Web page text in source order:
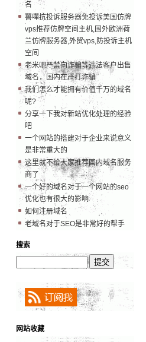
名
嘼嘽抗投诉服务器免投诉美国仿牌
vps推荐仿牌空间主机,国外欧洲荷
兰仿牌服务器,外贸vps,防投诉主机
空间
老米吧严禁向诈骗等违法客户出售
域名，国内在严打诈骗
我们怎么才能拥有价值千万的域名
呢?
分享一下我对新站优化处理的经验
吧
一个网站的搭建对于企业来说意义
是非常重大的
这里就不给大家推荐国内域名服务
商了
一个好的域名对于一个网站的seo
优化也有很大的影响
如何注册域名
老域名对于SEO是非常好的帮手
搜索
网站收藏